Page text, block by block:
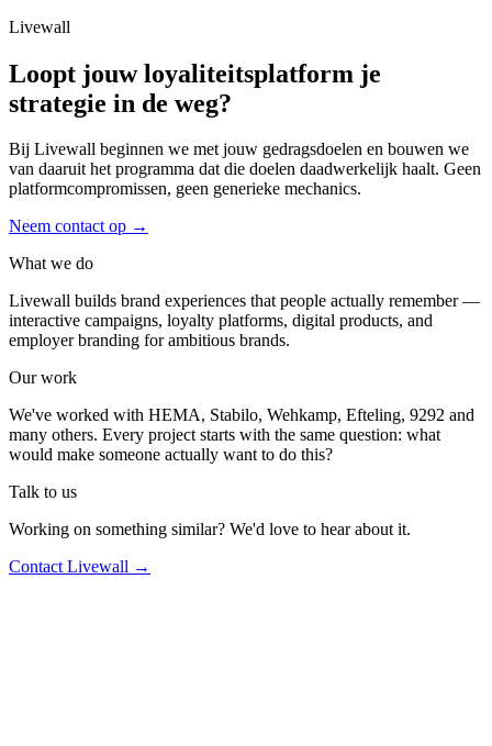
Livewall
Loopt jouw loyaliteitsplatform je
strategie in de weg?
Bij Livewall beginnen we met jouw gedragsdoelen en bouwen we
van daaruit het programma dat die doelen daadwerkelijk haalt. Geen
platformcompromissen, geen generieke mechanics.
Neem contact op →
What we do
Livewall builds brand experiences that people actually remember —
interactive campaigns, loyalty platforms, digital products, and
employer branding for ambitious brands.
Our work
We've worked with HEMA, Stabilo, Wehkamp, Efteling, 9292 and
many others. Every project starts with the same question: what
would make someone actually want to do this?
Talk to us
Working on something similar? We'd love to hear about it.
Contact Livewall →